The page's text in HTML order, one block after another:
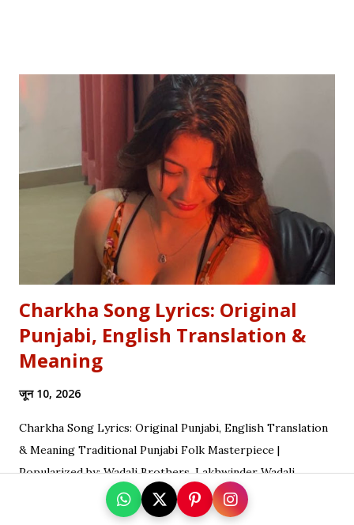
Stop Saying "My Buffalo is Dancing"! Learn the correct
English equivalents for famous Hindi idioms before your
next exam. In 2010, the internet struggled to find the
meaning of "Sau sonaar ki, ek lohaar ki." We are here to
settle that debate once and for all. Whether you are a
student eyeing the lucrative RBI Rajbhasha Adhikari Salary
& Job Profile , a scholar researching Vidyapati...
Charkha Song Lyrics: Original
Punjabi, English Translation &
Meaning
जून 10, 2026
Charkha Song Lyrics: Original Punjabi, English Translation
& Meaning Traditional Punjabi Folk Masterpiece |
Popularized by: Wadali Brothers, Lakhwinder Wadali,
Mukhtar Sahota Looking for a specific section? Jump
straight to: ↓ Original Punjabi Lyrics | ↓ Hindi Translation | ↓